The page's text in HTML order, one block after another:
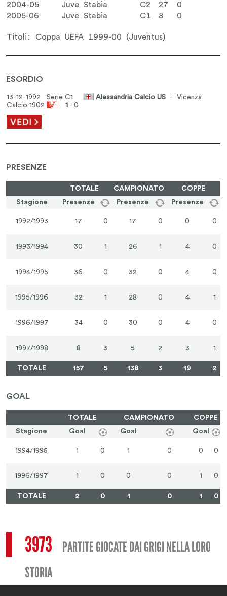
2004-05
Juve Stabia C2 27
0
2005-06
Juve Stabia C1 8 0
Titoli: Coppa UEFA 1999-00 (Juventus)
ESORDIO
13-12-1992 Serie C1 Alessandria Calcio US - Vicenza
Calcio 1902
1 - 0
PRESENZE
TOTALE CAMPIONATO
COPPE
Stagione
Presenze Presenze Presenze
1992/1993 17 0 17 0 0 0
1993/1994 30 1 26 1 4 0
1994/1995 36 0 32 0 4 0
1995/1996 32 1 28 0 4 1
1996/1997 34 0 30 0 4 0
1997/1998 8 3 5 2 3 1
TOTALE 157 5 138 3 19 2
GOAL
TOTALE CAMPIONATO
COPPE
Stagione
Goal Goal Goal
1994/1995 1 0 1 0 0 0
1996/1997 1 0 0 0 1 0
TOTALE 2 0 1 0 1 0
3973 PARTITE GIOCATE DAI GRIGI NELLA LORO
STORIA